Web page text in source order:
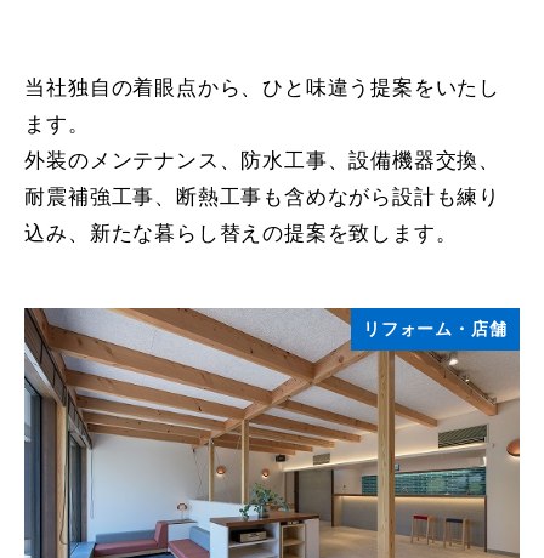
当社独自の着眼点から、ひと味違う提案をいたし
ます。
外装のメンテナンス、防水工事、設備機器交換、
耐震補強工事、断熱工事も含めながら設計も練り
込み、新たな暮らし替えの提案を致します。
リフォーム・店舗